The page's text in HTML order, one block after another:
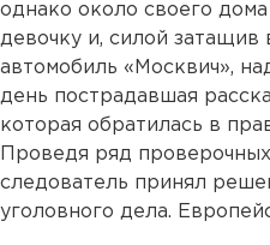
однако около своего
девочку и, силой затащив
автомобиль «Москвич»,
день пострадавшая
которая обратилась в
Проведя ряд
следователь принял
уголовного дела.